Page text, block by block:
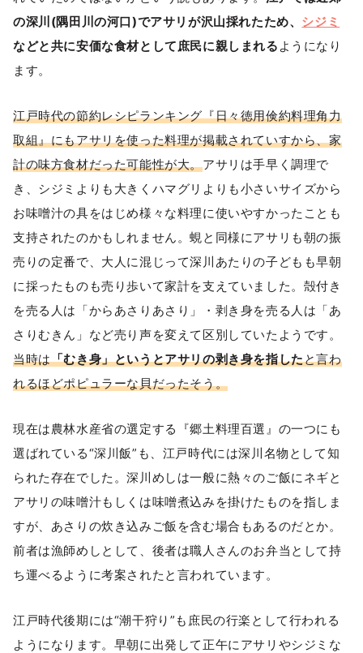
の深川(隅田川の河口)でアサリが沢山採れたため、 シジミ
などと共に安価な食材として庶民に親しまれる ようになり
ます。
江戸時代の節約レシピランキング『日々徳用倹約料理角力
取組』にもアサリを使った料理が掲載されていすから、家
計の味方食材だった可能性が大。アサリは手早く調理で
き、シジミよりも大きくハマグリよりも小さいサイズから
お味噌汁の具をはじめ様々な料理に使いやすかったことも
支持されたのかもしれません。蜆と同様にアサリも朝の振
売りの定番で、大人に混じって深川あたりの子どもも早朝
に採ったものも売り歩いて家計を支えていました。殻付き
を売る人は「からあさりあさり」・剥き身を売る人は「あ
さりむきん」など売り声を変えて区別していたようです。
当時は「むき身」というとアサリの剥き身を指したと言わ
れるほどポピュラーな貝だったそう。
現在は農林水産省の選定する『郷土料理百選』の一つにも
選ばれている“深川飯”も、江戸時代には深川名物として知
られた存在でした。深川めしは一般に熱々のご飯にネギと
アサリの味噌汁もしくは味噌煮込みを掛けたものを指しま
すが、あさりの炊き込みご飯を含む場合もあるのだとか。
前者は漁師めしとして、後者は職人さんのお弁当として持
ち運べるように考案されたと言われています。
江戸時代後期には“潮干狩り”も庶民の行楽として行われる
ようになります。早朝に出発して正午にアサリやシジミな